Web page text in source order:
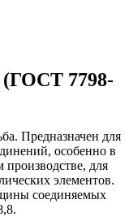
(ГОСТ 7798-
Предназначен для
особенно в
производстве, для
элементов.
соединяемых